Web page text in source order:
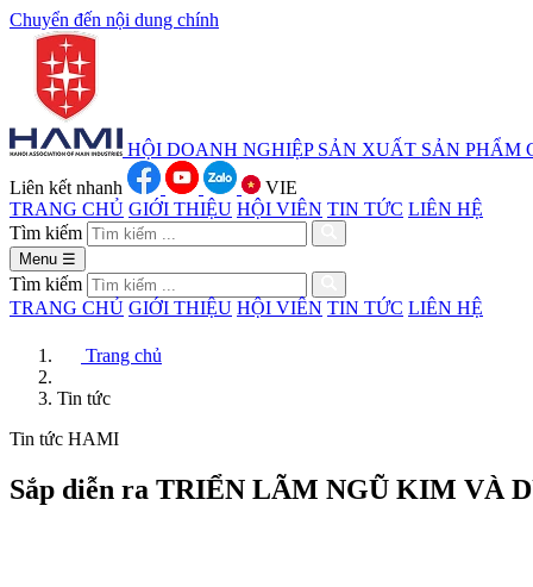
Chuyển đến nội dung chính
HỘI DOANH NGHIỆP SẢN XUẤT SẢN PHẨM
Liên kết nhanh
VIE
TRANG CHỦ GIỚI THIỆU HỘI VIÊN TIN TỨC LIÊN HỆ
Tìm kiếm
Menu ☰
Tìm kiếm
TRANG CHỦ GIỚI THIỆU HỘI VIÊN TIN TỨC LIÊN HỆ
Trang chủ
Tin tức
Tin tức HAMI
Sắp diễn ra TRIỂN LÃM NGŨ KIM VÀ